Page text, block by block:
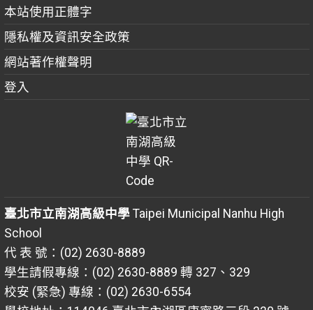
本站使用正體字
隱私權及資訊安全政策
網站著作權聲明
登入
臺北市立南湖高級中學Taipei Municipal Nanhu High
School
代 表 號：(02) 2630-8889
學生請假專線：(02) 2630-8889 轉 327、329
校安 (緊急) 專線：(02) 2630-6554